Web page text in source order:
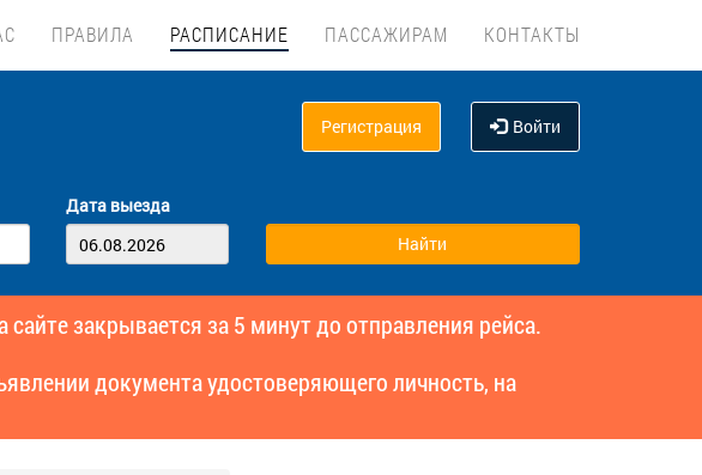
ПРАВИЛА РАСПИСАНИЕ ПАССАЖИРАМ КОНТАКТЫ
Регистрация Войти
Дата выезда
закрывается за 5 минут до отправления рейса.
документа удостоверяющего личность, на